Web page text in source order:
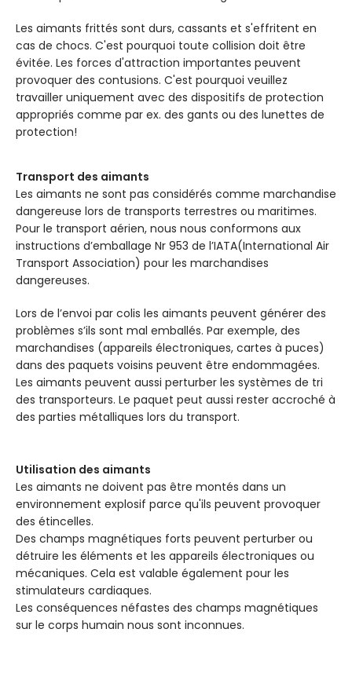
Les aimants frittés sont durs, cassants et s'effritent en
cas de chocs. C'est pourquoi toute collision doit être
évitée. Les forces d'attraction importantes peuvent
provoquer des contusions. C'est pourquoi veuillez
travailler uniquement avec des dispositifs de protection
appropriés comme par ex. des gants ou des lunettes de
protection!
Transport des aimants
Les aimants ne sont pas considérés comme marchandise
dangereuse lors de transports terrestres ou maritimes.
Pour le transport aérien, nous nous conformons aux
instructions d’emballage Nr 953 de l’IATA(International Air
Transport Association) pour les marchandises
dangereuses.
Lors de l’envoi par colis les aimants peuvent générer des
problèmes s’ils sont mal emballés. Par exemple, des
marchandises (appareils électroniques, cartes à puces)
dans des paquets voisins peuvent être endommagées.
Les aimants peuvent aussi perturber les systèmes de tri
des transporteurs. Le paquet peut aussi rester accroché à
des parties métalliques lors du transport.
Utilisation des aimants
Les aimants ne doivent pas être montés dans un
environnement explosif parce qu'ils peuvent provoquer
des étincelles.
Des champs magnétiques forts peuvent perturber ou
détruire les éléments et les appareils électroniques ou
mécaniques. Cela est valable également pour les
stimulateurs cardiaques.
Les conséquences néfastes des champs magnétiques
sur le corps humain nous sont inconnues.